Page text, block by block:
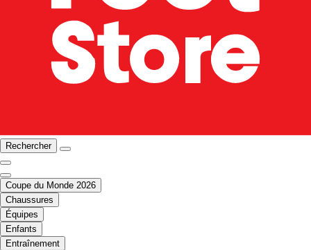
Rechercher
Coupe du Monde 2026
Chaussures
Équipes
Enfants
Entraînement